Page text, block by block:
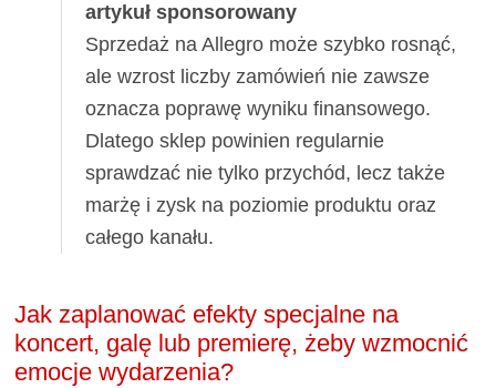
artykuł sponsorowany
Sprzedaż na Allegro może szybko rosnąć,
ale wzrost liczby zamówień nie zawsze
oznacza poprawę wyniku finansowego.
Dlatego sklep powinien regularnie
sprawdzać nie tylko przychód, lecz także
marżę i zysk na poziomie produktu oraz
całego kanału.
Jak zaplanować efekty specjalne na
koncert, galę lub premierę, żeby wzmocnić
emocje wydarzenia?